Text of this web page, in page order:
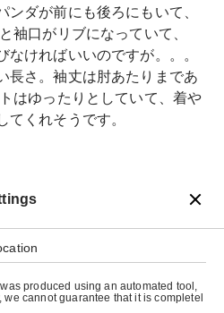
ダが前にも後ろにもいて、
袖口がリブになっていて、
なければいいのですが。。。
長さ。袖丈は肘あたりまであ
はゆったりとしていて、着や
てくれそうです。
produced using an automated tool,
cannot guarantee that it is completel